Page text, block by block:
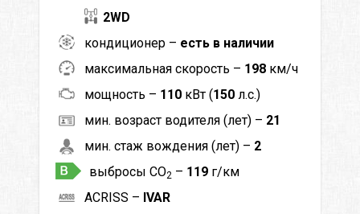
2WD
кондиционер – есть в наличии
максимальная скорость – 198 км/ч
мощность – 110 кВт (150 л.с.)
мин. возраст водителя (лет) – 21
мин. стаж вождения (лет) – 2
выбросы CO2 – 119 г/км
ACRISS – IVAR